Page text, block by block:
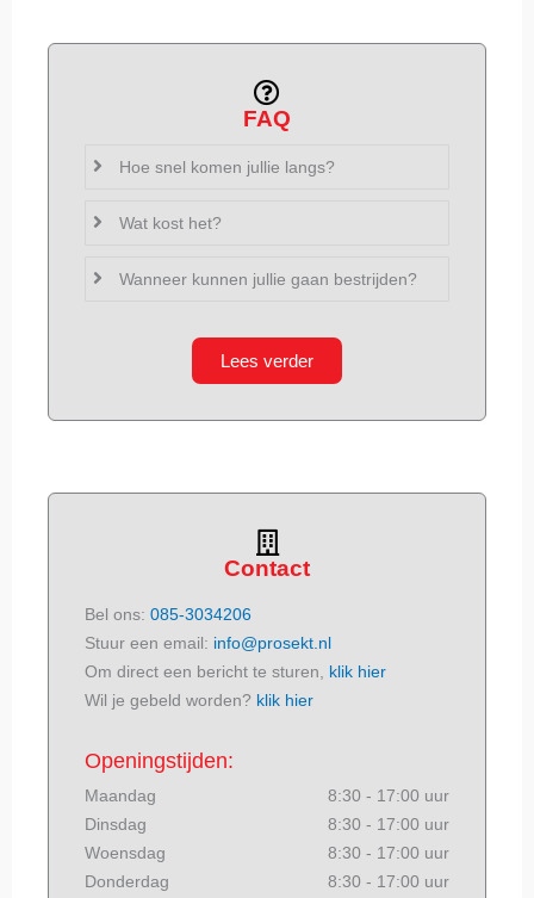
FAQ
Hoe snel komen jullie langs?
Wat kost het?
Wanneer kunnen jullie gaan bestrijden?
Lees verder
Contact
Bel ons: 085-3034206
Stuur een email: info@prosekt.nl
Om direct een bericht te sturen, klik hier
Wil je gebeld worden? klik hier
Openingstijden:
Maandag
8:30 - 17:00 uur
Dinsdag
8:30 - 17:00 uur
Woensdag
8:30 - 17:00 uur
Donderdag
8:30 - 17:00 uur